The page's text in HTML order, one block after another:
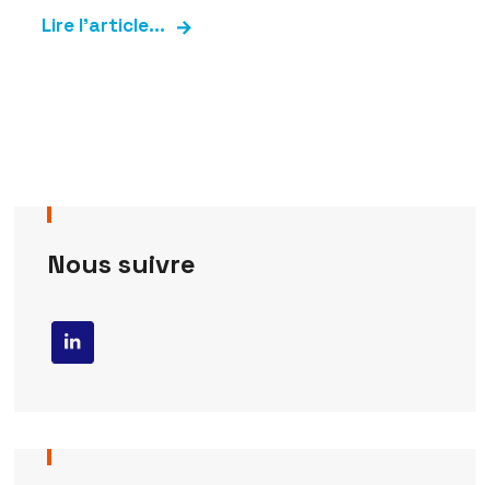
Lire l'article...
Nous suivre